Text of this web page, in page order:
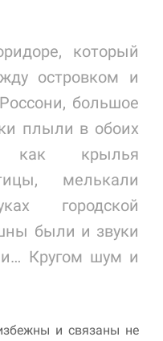
который
островком и
большое
плыли в обоих
как крылья
мелькали
городской
были и звуки
Кругом шум и
и связаны не